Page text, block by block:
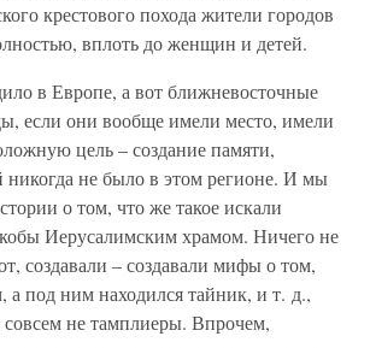
крестового похода жители городов
вплоть до женщин и детей.
в Европе, а вот ближневосточные
если они вообще имели место, имели
цель – создание памяти,
никогда не было в этом регионе. И мы
о том, что же такое искали
Иерусалимским храмом. Ничего не
создавали – создавали мифы о том,
а под ним находился тайник, и т. д.,
не тамплиеры. Впрочем,